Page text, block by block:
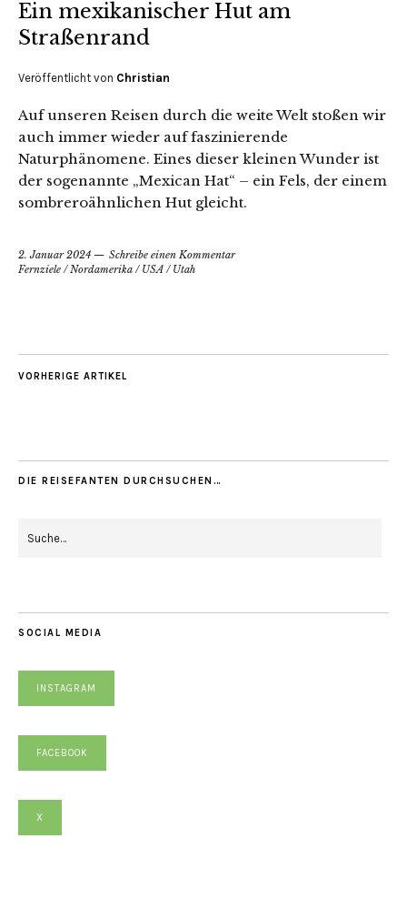
Ein mexikanischer Hut am
Straßenrand
Veröffentlicht von Christian
Auf unseren Reisen durch die weite Welt stoßen wir
auch immer wieder auf faszinierende
Naturphänomene. Eines dieser kleinen Wunder ist
der sogenannte „Mexican Hat“ – ein Fels, der einem
sombreroähnlichen Hut gleicht.
2. Januar 2024
Schreibe einen Kommentar
Fernziele /Nordamerika / USA / Utah
VORHERIGE ARTIKEL
DIE REISEFANTEN DURCHSUCHEN…
SOCIAL MEDIA
INSTAGRAM
FACEBOOK
X